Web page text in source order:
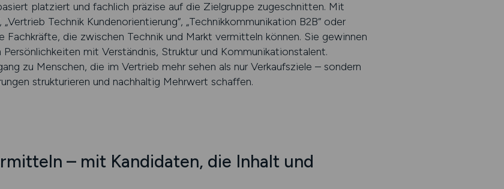
platziert und fachlich präzise auf die Zielgruppe zugeschnitten. Mit
Technik Kundenorientierung“, „Technikkommunikation B2B“ oder
Fachkräfte, die zwischen Technik und Markt vermitteln können. Sie gewinnen
Persönlichkeiten mit Verständnis, Struktur und Kommunikationstalent.
zu Menschen, die im Vertrieb mehr sehen als nur Verkaufsziele – sondern
strukturieren und nachhaltig Mehrwert schaffen.
– mit Kandidaten, die Inhalt und